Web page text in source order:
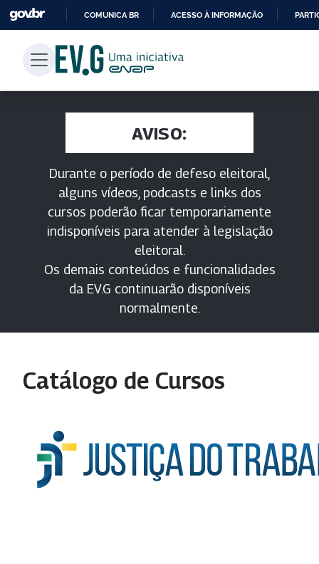
CONTEÚDO
COMUNICA BR ACESSO À INFORMAÇÃO
AVISO:
Durante o período de defeso eleitoral,
alguns vídeos, podcasts e links dos
cursos poderão ficar temporariamente
indisponíveis para atender à legislação
eleitoral.
Os demais conteúdos e funcionalidades
da EV.G continuarão disponíveis
normalmente.
Catálogo de Cursos